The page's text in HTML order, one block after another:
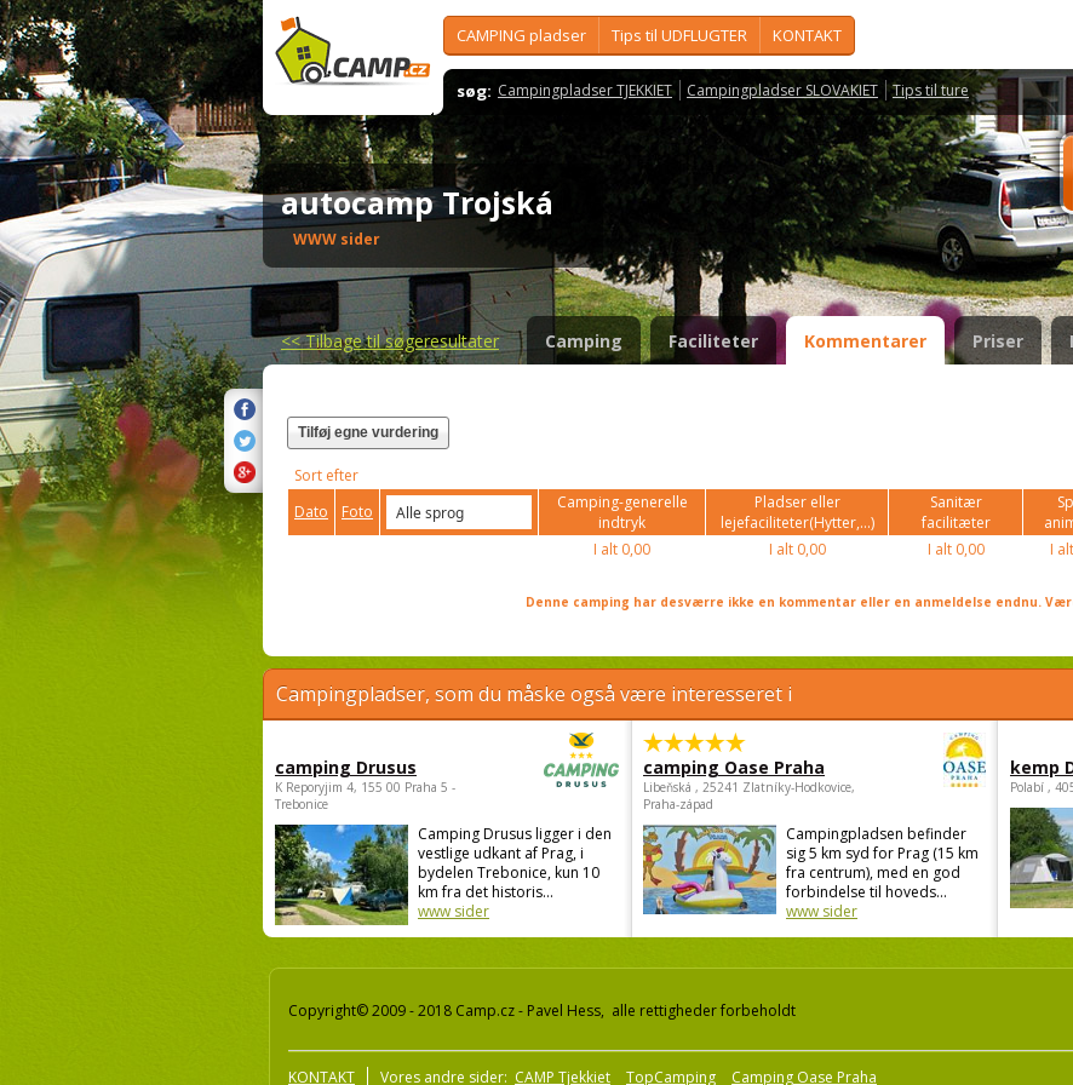
CAMPING pladser Tips til UDFLUGTER KONTAKT
søg: Campingpladser TJEKKIET Campingpladser SLOVAKIET Tips til ture
autocamp Trojská
WWW sider
<<Tilbage til søgeresultater Camping Faciliteter Kommentarer Priser
Tilføj egne vurdering
Sort efter
Dato
Foto
Camping-generelle
indtryk
Pladser eller
lejefaciliteter(Hytter,...)
Sanitær
facilitæter
I alt 0,00 I alt0,00 I alt0,00 I alt
Denne camping har desværre ikke en kommentar eller en anmeldelse endnu.
Campingpladser, som du måske også være interesseret i
camping Drusus
K Reporyjim 4, 155 00 Praha 5 -
Trebonice
Camping Drusus ligger i den
vestlige udkant af Prag, i
bydelen Trebonice, kun 10
km fra det historis...
www sider
camping Oase Praha
Libeňská , 25241 Zlatníky-Hodkovice,
Praha-západ
Campingpladsen befinder
sig 5 km syd for Prag (15 km
fra centrum), med en god
forbindelse til hoveds...
www sider
kemp
Polabí ,
Copyright© 2009 - 2018 Camp.cz - Pavel Hess, alle rettigheder forbeholdt
KONTAKT Vores andre sider: CAMP Tjekkiet TopCamping Camping Oase Praha